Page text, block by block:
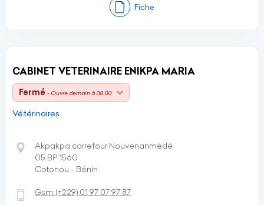
Fiche
CABINET VETERINAIRE ENIKPA MARIA
Fermé - Ouvre demain à 08:00
Vétérinaires
Akpakpa carrefour Nouvenanmèdé
05 BP 1560
Cotonou - Bénin
Gsm:(+229) 01 97 07 97 87